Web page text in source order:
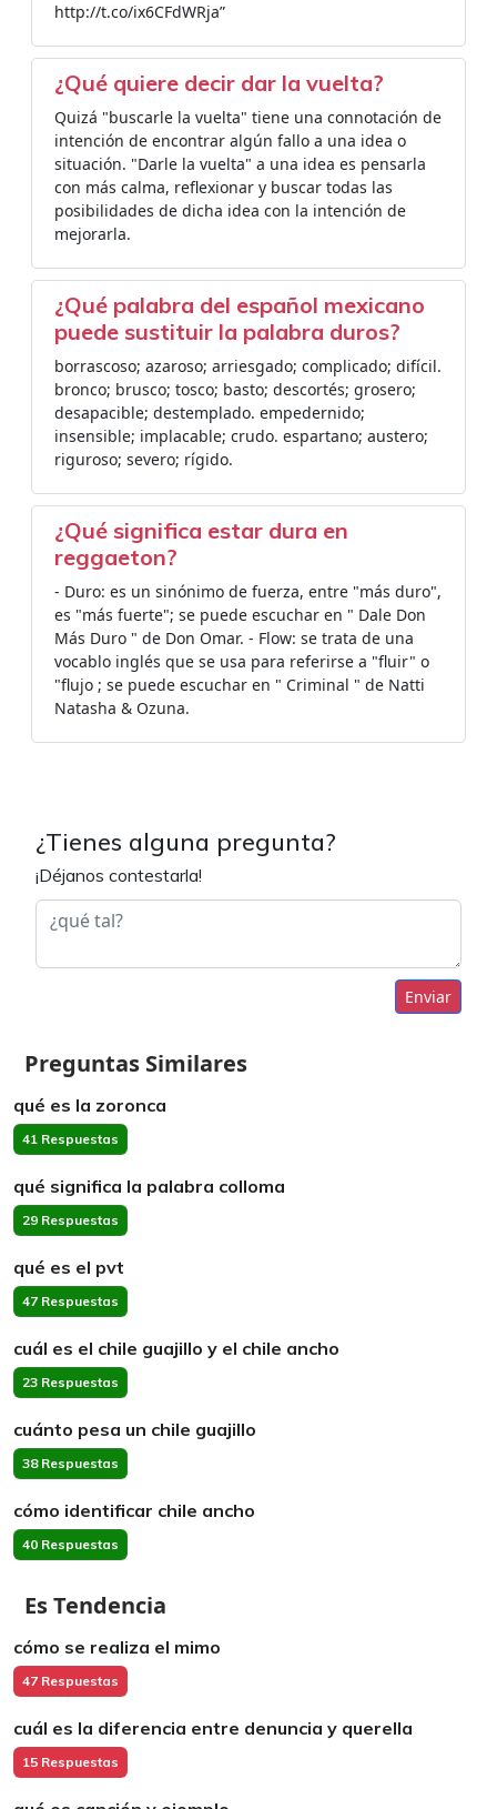
http://t.co/ix6CFdWRja”
¿Qué quiere decir dar la vuelta?
Quizá "buscarle la vuelta" tiene una connotación de
intención de encontrar algún fallo a una idea o
situación. "Darle la vuelta" a una idea es pensarla
con más calma, reflexionar y buscar todas las
posibilidades de dicha idea con la intención de
mejorarla.
¿Qué palabra del español mexicano
puede sustituir la palabra duros?
borrascoso; azaroso; arriesgado; complicado; difícil.
bronco; brusco; tosco; basto; descortés; grosero;
desapacible; destemplado. empedernido;
insensible; implacable; crudo. espartano; austero;
riguroso; severo; rígido.
¿Qué significa estar dura en
reggaeton?
- Duro: es un sinónimo de fuerza, entre "más duro",
es "más fuerte"; se puede escuchar en " Dale Don
Más Duro " de Don Omar. - Flow: se trata de una
vocablo inglés que se usa para referirse a "fluir" o
"flujo ; se puede escuchar en " Criminal " de Natti
Natasha & Ozuna.
¿Tienes alguna pregunta?
¡Déjanos contestarla!
Enviar
Preguntas Similares
qué es la zoronca
41 Respuestas
qué significa la palabra colloma
29 Respuestas
qué es el pvt
47 Respuestas
cuál es el chile guajillo y el chile ancho
23 Respuestas
cuánto pesa un chile guajillo
38 Respuestas
cómo identificar chile ancho
40 Respuestas
Es Tendencia
cómo se realiza el mimo
47 Respuestas
cuál es la diferencia entre denuncia y querella
15 Respuestas